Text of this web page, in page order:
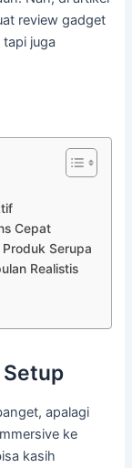
review gadget
juga
Cepat
Serupa
Realistis
Setup
apalagi
ke
kasih